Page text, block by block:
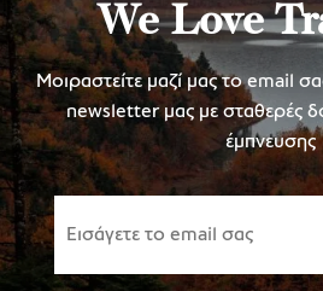
We Love
Μοιραστείτε μαζί μας το email
newsletter μας με σταθερές
έμπνευσης